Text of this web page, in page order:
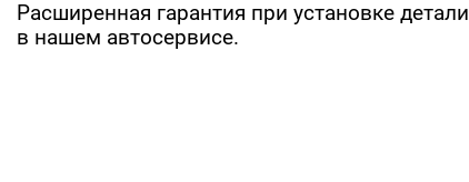
Расширенная гарантия при установке детали
в нашем автосервисе.